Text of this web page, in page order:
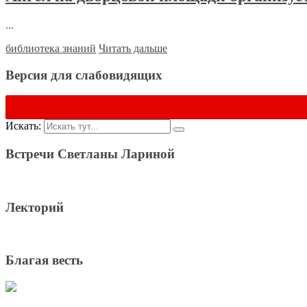
...
библиотека знаний Читать дальше
Версия для слабовидящих
Искать:
Встречи Светланы Лариной
Лекторий
Благая весть